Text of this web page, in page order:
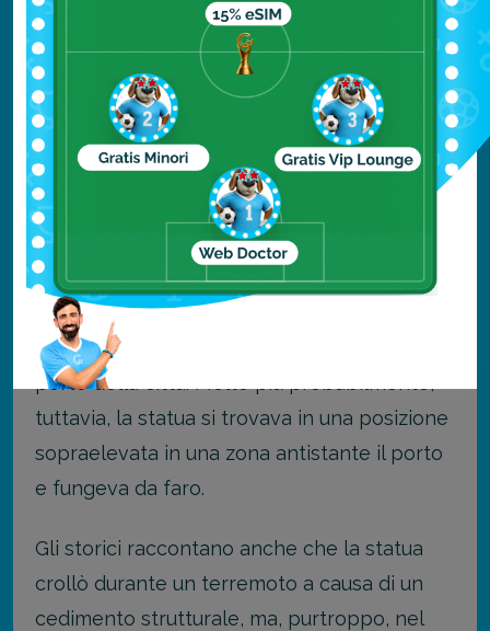
Leggi anche:Il tempio di Artemide a Efeso
Il Colosso di Rodi (Grecia)
Del Colosso di Rodi oggi non resta niente, se
non la sua leggenda e le rappresentazioni
dell’epoca. Si narra infatti che fosse una
statua di bronzo alta quasi 40 metri, che
rappresentasse il Dio Solare Helios e che le
sue gambe divaricate fossero l’ingresso al
porto della città. Molto più probabilmente,
tuttavia, la statua si trovava in una posizione
sopraelevata in una zona antistante il porto
e fungeva da faro.
Gli storici raccontano anche che la statua
crollò durante un terremoto a causa di un
cedimento strutturale, ma, purtroppo, nel